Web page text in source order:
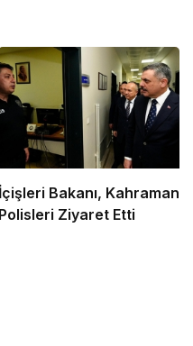
İçişleri Bakanı, Kahraman
Polisleri Ziyaret Etti